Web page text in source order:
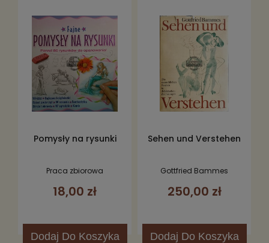
Pomysły na rysunki
Praca zbiorowa
18,00 zł
Dodaj Do Koszyka
Sehen und Verstehen
Gottfried Bammes
250,00 zł
Dodaj Do Koszyka